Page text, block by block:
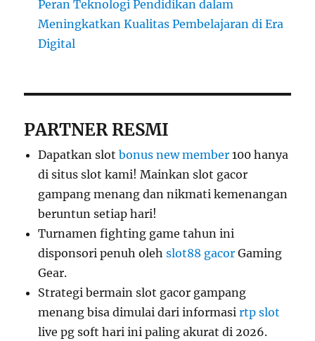
Peran Teknologi Pendidikan dalam
Meningkatkan Kualitas Pembelajaran di Era
Digital
PARTNER RESMI
Dapatkan slotbonus new member 100 hanya
di situs slot kami! Mainkan slot gacor
gampang menang dan nikmati kemenangan
beruntun setiap hari!
Turnamen fighting game tahun ini
disponsori penuh olehslot88 gacor Gaming
Gear.
Strategi bermain slot gacor gampang
menang bisa dimulai dari informasirtp slot
live pg soft hari ini paling akurat di 2026.